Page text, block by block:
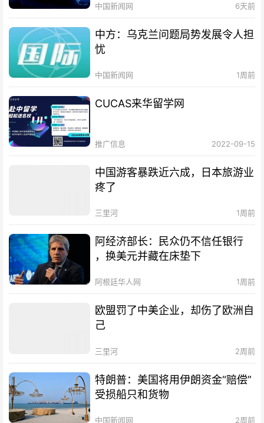
中国新闻网 6天前
中方：乌克兰问题局势发展令人担
忧
中国新闻网 1周前
CUCAS来华留学网
推广信息 2022-09-15
中国游客暴跌近六成，日本旅游业
疼了
三里河 1周前
阿经济部长：民众仍不信任银行
，换美元并藏在床垫下
阿根廷华人网 1周前
欧盟罚了中美企业，却伤了欧洲自
己
三里河 2周前
特朗普：美国将用伊朗资金“赔偿”
受损船只和货物
中国新闻网 2周前